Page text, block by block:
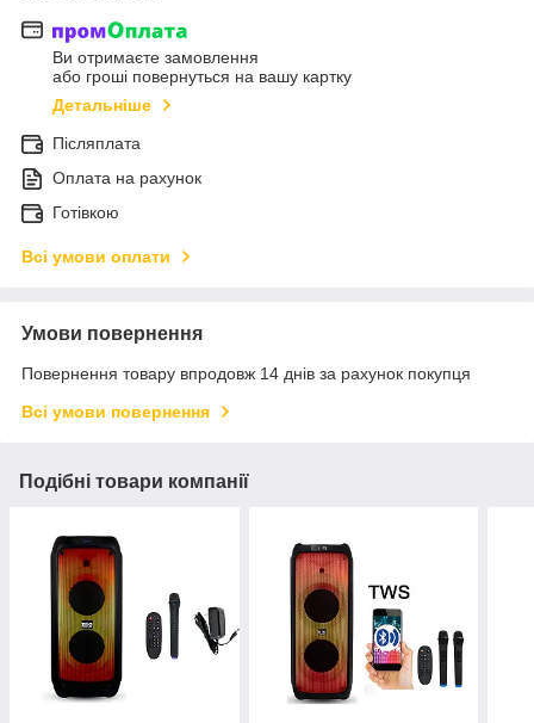
Ви отримаєте замовлення
або гроші повернуться на вашу картку
Детальніше
Післяплата
Оплата на рахунок
Готівкою
Всі умови оплати
Умови повернення
Повернення товару впродовж 14 днів за рахунок покупця
Всі умови повернення
Подібні товари компанії